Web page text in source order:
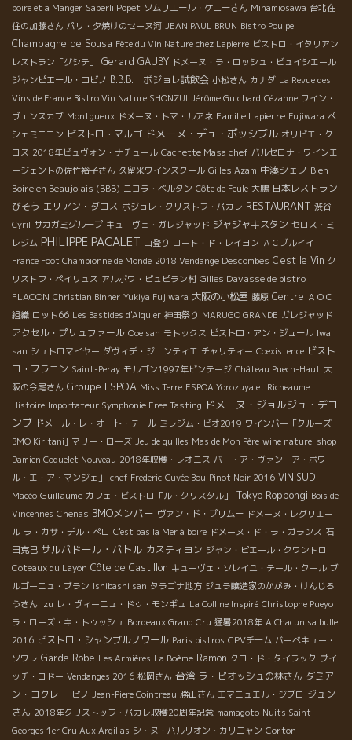
boire et a Manger Saperli Popet ソムリエール・ケニーさん Minamiosawa 台北在
住の加藤さん パリ・夕焼けのセーヌ河 JEAN PAUL BRUN Bistro Poulpe
Champagne de Sousa Fête du Vin Nature chez Lapierre ビストロ・イタリアン
レストラン「グシテ」
Gerard GAUBY ドメーヌ・ラ・ロッシュ・ビュイシエール
ジャンピエール・ロビノ B.B.B. ボジョレ試飲会 小松さん カナダ La Revue des
Vins de France Bistro Vin Nature SHONZUI Jérôme Guichard Cézanne ワイン・
ヴェンスカブ Montgueux ドメーヌ・トマ・ルアネ Famille Lapierre Fujiwara ペ
シェミニヨン ビストロ・マルゴ ドメーヌ・デュ・ポッシブル オリビエ・ク
ロス 2018年ビュヴォン・ナチュール Cachette Masa chef バルセロナ・ワインエ
ージェントの佐竹裕子さん 久留米ワインスクール Gilles Azam 中湊シェフ Bien
Boire en Beaujolais (BBB) ニコラ・ベルタン Côte de Feule 大鵬 日本レストラン
びそう エリアン・ダロス ボジョレ・クリストフ・パカレ RESTAURANT 渋谷
Cyril サカガミグループ キューヴェ・ガレジャッド ジャジャキスタン セロス・ミ
レジム PHILIPPE PACALET 山登り コート・ド・レイヨン ＡＣブルイイ
France Foot Championne de Monde 2018 Vendange Descombes C'est le Vin ク
リストフ・ペイリュス アルボワ・ピュピラン村 Gilles Davasse de bistro
FLACON Christian Binner Yukiya Fujiwara 大阪の小松屋 藤原 Centre ＡＯＣ
組織 ロット66 Les Bastides d'Alquier 神田祭り MARUGO GRANDE ガレジャッド
アクセル・プリュファール Ooe san モトックス ビストロ・アン・ジュール Iwai
san シュトロマイヤー ダヴィデ・ジェンティエ チャリティー Coexistence ビスト
ロ・フラコン Saint-Peray モルゴン1997年ビンテージ Château Puech-Haut 大
阪の今尾さん Groupe ESPOA Miss Terre ESPOA Yorozuya et Richeaume
Histoire Importateur Symphonie Free Tasting ドメーヌ・ジョルジュ・デコ
ンブ ドメール・レ・オート・テール ミレジム・ビオ2019 ワインバー「クルーズ」
BMO Kiritani] マリー・ローズ Jeu de quilles Mas de Mon Père wine naturel shop
Damien Coquelet Nouveau 2018年収穫・レオニス バー・ア・ヴァン「ア・ボワー
ル・エ・ア・マンジェ」
chef Frederic Cuvée Bou Pinot Noir 2016 VINISUD
Macéo Guillaume カフェ・ビストロ「ル・クリスタル」 Tokyo Roppongi Bois de
Vincennes Chenas BMOメンバー ヴァン・ド・プリムー ドメーヌ・レグリエー
ル ラ・カサ・デル・ぺロ C'est pas la Mer à boire ドメーヌ・ド・ラ・ガランス 石
田克己 サルバドール・バトル カスティヨン ジャン・ピエール・クワントロ
Coteaux du Layon Côte de Castillon キューヴェ・ソレイユ・テール・クール ブ
ルゴーニュ・ブラン Ishibashi san タラゴナ地方 ジュラ醸造家のかがみ・けんじろ
うさん Izu レ・ヴィーニュ・ドゥ・モンギュ La Colline Inspiré Christophe Pueyo
ラ・ローズ・キ・トゥッシュ Bordeaux Grand Cru 猛暑2018年 A Chacun sa bulle
2016 ビストロ・シャンブルノワール Paris bistros CPVチーム バーベキュー・
ソワレ Garde Robe Les Armières La Boème Ramon クロ・ド・タイラック プイ
ッチ・ロドー Vendanges 2016 松岡さん 台湾 ラ・ピオッシュの林さん ダミア
ン・コクレー ピノ Jean-Piere Cointreau 勝山さん エマニュエル・ジブロ ジュン
さん 2018年クリストッフ・パカレ収穫20周年記念 mamagoto Nuits Saint
Georges 1er Cru Aux Argillas シ・ヌ・パルリオン・カリニャン Corton